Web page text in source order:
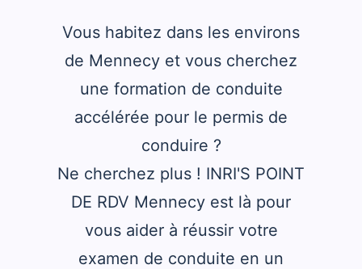
Vous habitez dans les environs
de Mennecy et vous cherchez
une formation de conduite
accélérée pour le permis de
conduire ?
Ne cherchez plus ! INRI'S POINT
DE RDV Mennecy est là pour
vous aider à réussir votre
examen de conduite en un